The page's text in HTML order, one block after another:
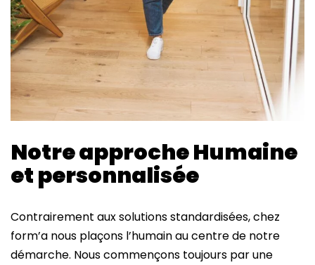
Notre approche Humaine
et personnalisée
Contrairement aux solutions standardisées, chez
form’a nous plaçons l’humain au centre de notre
démarche. Nous commençons toujours par une